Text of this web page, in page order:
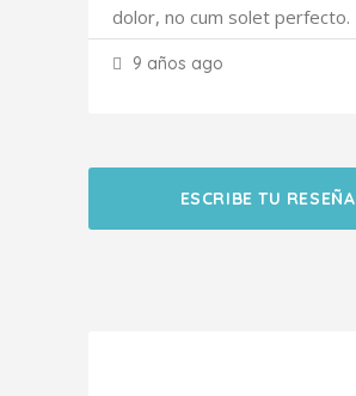
dolor, no cum solet perfecto.
9 años ago
ESCRIBE TU RESEÑA